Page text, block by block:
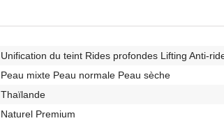
Unification du teint Rides profondes Lifting Anti-
Peau mixte Peau normale Peau sèche
Thaïlande
Naturel Premium